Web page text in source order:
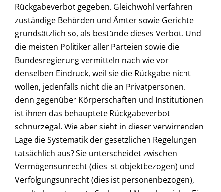
Rückgabeverbot gegeben. Gleichwohl verfahren
zuständige Behörden und Ämter sowie Gerichte
grundsätzlich so, als bestünde dieses Verbot. Und
die meisten Politiker aller Parteien sowie die
Bundesregierung vermitteln nach wie vor
denselben Eindruck, weil sie die Rückgabe nicht
wollen, jedenfalls nicht die an Privatpersonen,
denn gegenüber Körperschaften und Institutionen
ist ihnen das behauptete Rückgabeverbot
schnurzegal. Wie aber sieht in dieser verwirrenden
Lage die Systematik der gesetzlichen Regelungen
tatsächlich aus? Sie unterscheidet zwischen
Vermögensunrecht (dies ist objektbezogen) und
Verfolgungsunrecht (dies ist personenbezogen),